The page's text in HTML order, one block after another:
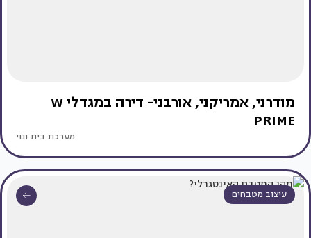
מודרני, אמריקני, אורבני- דירה במגדלי W
PRIME
מערכת בית ונוי
עיצוב מטבחים